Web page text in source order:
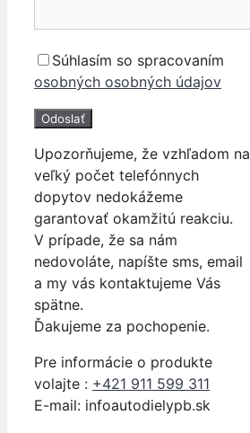
Súhlasím so spracovaním
osobných osobných údajov
Upozorňujeme, že vzhľadom na
veľký počet telefónnych
dopytov nedokážeme
garantovať okamžitú reakciu.
V prípade, že sa nám
nedovoláte, napíšte sms, email
a my vás kontaktujeme Vás
spätne.
Ďakujeme za pochopenie.
Pre informácie o produkte
volajte : +421 911 599 311
E-mail: infoautodielypb.sk